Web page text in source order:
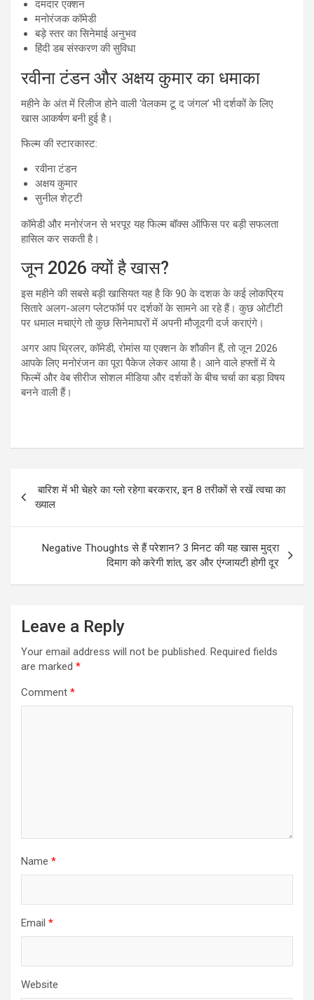
दमदार एक्शन
मनोरंजक कॉमेडी
बड़े स्तर का सिनेमाई अनुभव
हिंदी डब संस्करण की सुविधा
रवीना टंडन और अक्षय कुमार का धमाका
महीने के अंत में रिलीज होने वाली ‘वेलकम टू द जंगल’ भी दर्शकों के लिए
खास आकर्षण बनी हुई है।
फिल्म की स्टारकास्ट:
रवीना टंडन
अक्षय कुमार
सुनील शेट्टी
कॉमेडी और मनोरंजन से भरपूर यह फिल्म बॉक्स ऑफिस पर बड़ी सफलता
हासिल कर सकती है।
जून 2026 क्यों है खास?
इस महीने की सबसे बड़ी खासियत यह है कि 90 के दशक के कई लोकप्रिय
सितारे अलग-अलग प्लेटफॉर्म पर दर्शकों के सामने आ रहे हैं। कुछ ओटीटी
पर धमाल मचाएंगे तो कुछ सिनेमाघरों में अपनी मौजूदगी दर्ज कराएंगे।
अगर आप थ्रिलर, कॉमेडी, रोमांस या एक्शन के शौकीन हैं, तो जून 2026
आपके लिए मनोरंजन का पूरा पैकेज लेकर आया है। आने वाले हफ्तों में ये
फिल्में और वेब सीरीज सोशल मीडिया और दर्शकों के बीच चर्चा का बड़ा विषय
बनने वाली हैं।
Post
navigation
बारिश में भी चेहरे का ग्लो रहेगा बरकरार, इन 8 तरीकों से रखें त्वचा का
ख्याल
Negative Thoughts से हैं परेशान? 3 मिनट की यह खास मुद्रा
दिमाग को करेगी शांत, डर और एंग्जायटी होगी दूर
Leave a Reply
Your email address will not be published. Required fields
are marked *
Comment *
Name *
Email *
Website